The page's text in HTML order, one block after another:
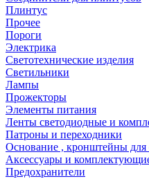
Плинтус
Прочее
Пороги
Электрика
Светотехнические изделия
Светильники
Лампы
Прожекторы
Элементы питания
Ленты светодиодные и
Патроны и переходники
Основание , кронштейны для
Аксессуары и
Предохранители